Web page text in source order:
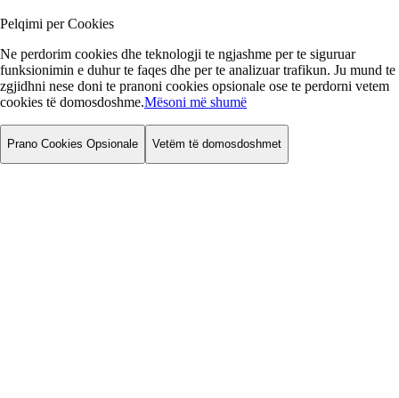
Pelqimi per Cookies
Ne perdorim cookies dhe teknologji te ngjashme per te siguruar
funksionimin e duhur te faqes dhe per te analizuar trafikun. Ju mund te
zgjidhni nese doni te pranoni cookies opsionale ose te perdorni vetem
cookies të domosdoshme.Mësoni më shumë
Prano Cookies Opsionale Vetëm të domosdoshmet